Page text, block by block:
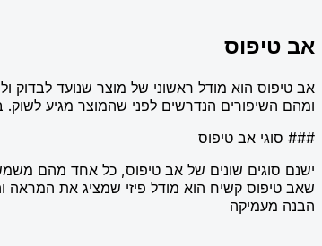
אב טיפוס
אב טיפוס הוא מודל ראשוני של מוצר שנועד לבדוק
ומהם השיפורים הנדרשים לפני שהמוצר מגיע
### סוגי אב טיפוס
ישנם סוגים שונים של אב טיפוס, כל אחד מהם
שאב טיפוס קשיח הוא מודל פיזי שמציג את המראה
הבנה מעמיקה